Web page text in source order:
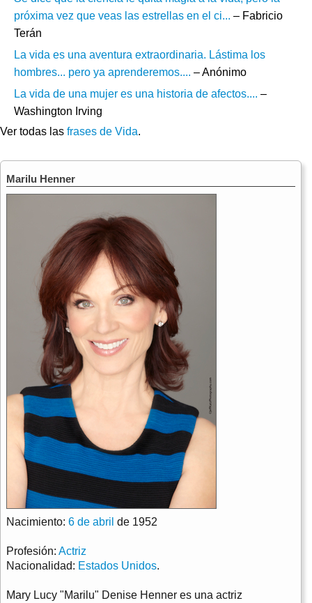
próxima vez que veas las estrellas en el ci... – Fabricio
Terán
La vida es una aventura extraordinaria. Lástima los
hombres... pero ya aprenderemos.... – Anónimo
La vida de una mujer es una historia de afectos.... –
Washington Irving
Ver todas las frases de Vida.
Marilu Henner
Nacimiento: 6 de abril de 1952
Profesión: Actriz
Nacionalidad: Estados Unidos.
Mary Lucy "Marilu" Denise Henner es una actriz